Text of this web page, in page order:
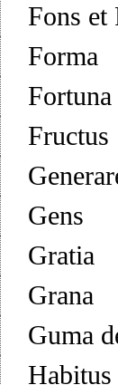
Fons et
Forma
Fortuna
Fructus
Gens
Gratia
Grana
Guma
Habitus